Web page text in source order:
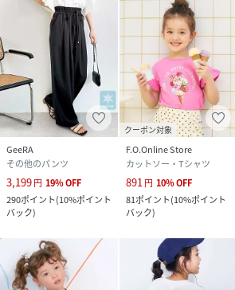
GeeRA
その他のパンツ
3,199円 19%OFF
290ポイント(10%ポイント
バック)
クーポン対象
F.O.Online Store
カットソー・Tシャツ
891円 10%OFF
81ポイント(10%ポイント
バック)